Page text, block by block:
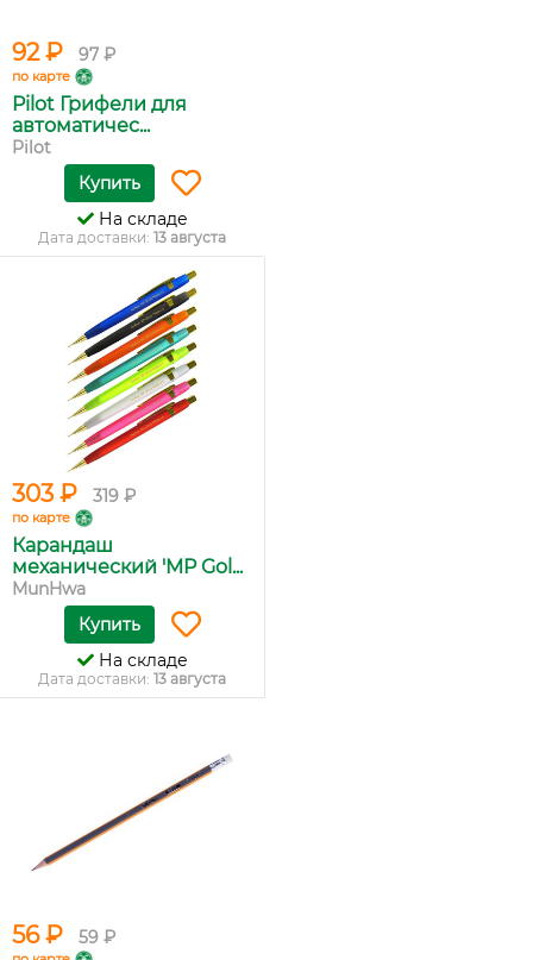
92 ₽ 97 ₽
по карте
Pilot Грифели для
автоматичес...
Pilot
Купить
На складе
Дата доставки: 13 августа
303 ₽ 319 ₽
по карте
Карандаш
механический 'MP Gol...
MunHwa
Купить
На складе
Дата доставки: 13 августа
56 ₽ 59 ₽